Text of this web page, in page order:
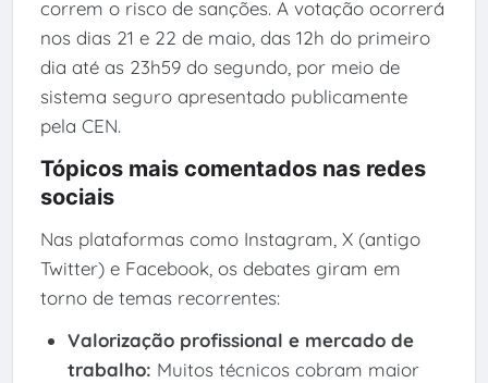
correm o risco de sanções. A votação ocorrerá
nos dias 21 e 22 de maio, das 12h do primeiro
dia até as 23h59 do segundo, por meio de
sistema seguro apresentado publicamente
pela CEN.
Tópicos mais comentados nas redes
sociais
Nas plataformas como Instagram, X (antigo
Twitter) e Facebook, os debates giram em
torno de temas recorrentes:
Valorização profissional e mercado de
trabalho: Muitos técnicos cobram maior